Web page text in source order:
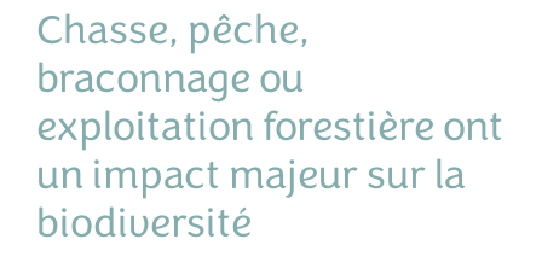
Chasse, pêche,
braconnage ou
exploitation forestière ont
un impact majeur sur la
biodiversité